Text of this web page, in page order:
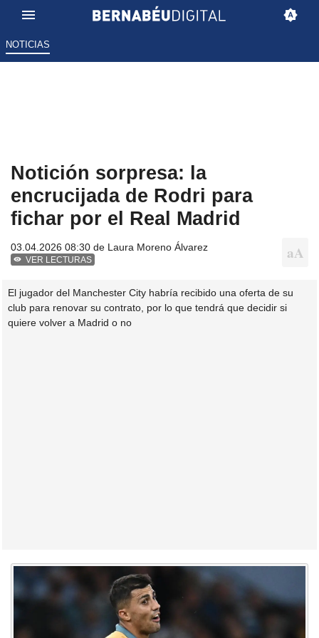
NOTICIAS
Notición sorpresa: la
encrucijada de Rodri para
fichar por el Real Madrid
03.04.2026 08:30 de Laura Moreno Álvarez
VER LECTURAS
El jugador del Manchester City habría recibido una oferta de su
club para renovar su contrato, por lo que tendrá que decidir si
quiere volver a Madrid o no